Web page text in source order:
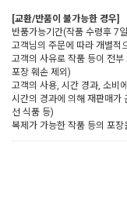
[교환/반품이 불가능한 경우]
반품가능기간(작품 수령후 7
고객님의 주문에 따라 개별적
고객의 사유로 작품 등이 전
포장 훼손 제외)
고객의 사용, 시간 경과, 소비
시간의 경과에 의해 재판매가
선 식품 등)
복제가 가능한 작품 등의 포